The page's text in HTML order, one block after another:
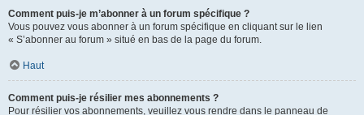
Comment puis-je m’abonner à un forum spécifique ?
Vous pouvez vous abonner à un forum spécifique en cliquant sur le lien
« S’abonner au forum » situé en bas de la page du forum.
Haut
Comment puis-je résilier mes abonnements ?
Pour résilier vos abonnements, veuillez vous rendre dans le panneau de